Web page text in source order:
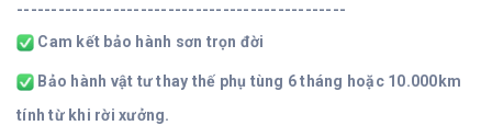
------------------------------------------------
Cam kết bảo hành sơn trọn đời
Bảo hành vật tư thay thế phụ tùng 6 tháng hoặc 10.000km
tính từ khi rời xưởng.